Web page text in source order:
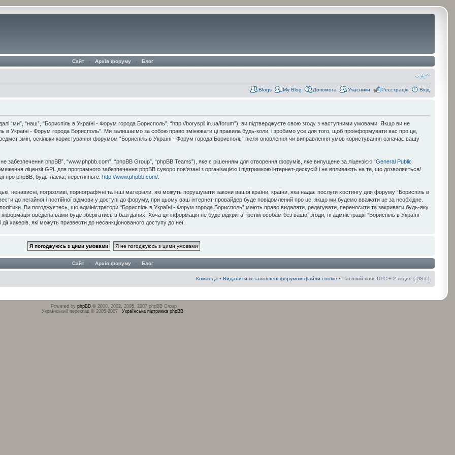
Сайт ‹ Архів форуму ‹ Блог
Blogs My Blog Допомога Учасники Реєстрація Вхід
“ми”, “наш”, “Бориспіль в Україні - Форум города Борисполь”, “http://boryspil.in.ua/forum”), ви підтверджуєте свою згоду з наступними умовами. Якщо ви не
в Україні - Форум города Борисполь”. Ми залишаємо за собою право змінювати ці правила будь-коли, і зробимо усе для того, щоб проінформувати вас про це,
змін, оскільки користування форумом “Бориспіль в Україні - Форум города Борисполь” після оновлення чи виправлення умов користування означає вашу
забезпечення phpBB”, “www.phpbb.com”, “phpBB Group”, “phpBB Teams”), яке є рішенням для створення форумів, яке випущене за ліцензією “General Public
ліцензії GPL для програмного забезпечення phpBB суворо пов'язані з організацією і підтримкою інтернет-дискусій і не впливають на те, що дозволяється/
про phpBB, будь-ласка, перегляньте:http://www.phpbb.com/
ненависні, погрозливі, порнографічні та інші матеріали, які можуть порушувати закони вашої країни, країни, яка надає послуги хостингу для форуму “Бориспіль в
до негайної і постійної відмови у доступі до форуму, при цьому ваш інтернет-провайдер буде повідомлений про це, якщо ми будемо вважати це за необхідне.
Ви погоджуєтесь, що адміністратори “Бориспіль в Україні - Форум города Борисполь” мають право видаляти, редагувати, переносити та закривати будь-яку
введена вами буде зберігатись в базі даних. Хоча ця інформація не буде відкрита третім особам без вашої згоди, ні адмністрація “Бориспіль в Україні -
хакерів, які можуть призвести до несанкціонованого доступу до неї.
Сайт ‹ Архів форуму ‹ Блог
Команда• Видалити встановлені форумом файли cookie • Часовий пояс UTC + 2 годин [ DST]
Powered by phpBB © 2000, 2002, 2005, 2007 phpBB Group
Український переклад © 2005-2007
Українська підтримка phpBB